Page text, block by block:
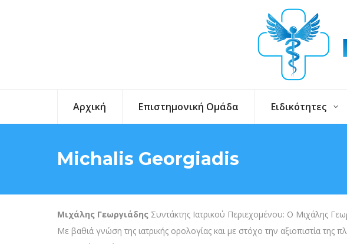
Αρχική Επιστημονική Ομάδα Ειδικότητες
Michalis Georgiadis
Μιχάλης Γεωργιάδης Συντάκτης Ιατρικού Περιεχομένου: Ο Μιχάλης
Με βαθιά γνώση της ιατρικής ορολογίας και με στόχο την αξιοπιστία της